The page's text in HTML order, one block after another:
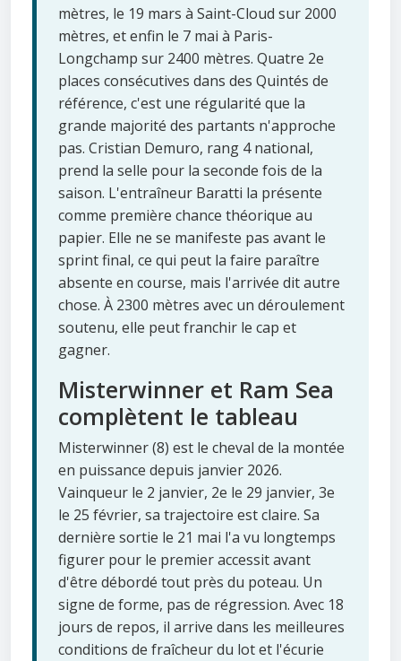
mètres, le 19 mars à Saint-Cloud sur 2000
mètres, et enfin le 7 mai à Paris-
Longchamp sur 2400 mètres. Quatre 2e
places consécutives dans des Quintés de
référence, c'est une régularité que la
grande majorité des partants n'approche
pas. Cristian Demuro, rang 4 national,
prend la selle pour la seconde fois de la
saison. L'entraîneur Baratti la présente
comme première chance théorique au
papier. Elle ne se manifeste pas avant le
sprint final, ce qui peut la faire paraître
absente en course, mais l'arrivée dit autre
chose. À 2300 mètres avec un déroulement
soutenu, elle peut franchir le cap et
gagner.
Misterwinner et Ram Sea
complètent le tableau
Misterwinner (8) est le cheval de la montée
en puissance depuis janvier 2026.
Vainqueur le 2 janvier, 2e le 29 janvier, 3e
le 25 février, sa trajectoire est claire. Sa
dernière sortie le 21 mai l'a vu longtemps
figurer pour le premier accessit avant
d'être débordé tout près du poteau. Un
signe de forme, pas de régression. Avec 18
jours de repos, il arrive dans les meilleures
conditions de fraîcheur du lot et l'écurie